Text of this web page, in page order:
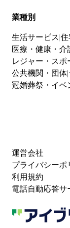
業種別
生活サービス 住
医療・健康・介
レジャー・スポ
公共機関・団体
冠婚葬祭・イベ
運営会社
プライバシーポ
利用規約
電話自動応答サ